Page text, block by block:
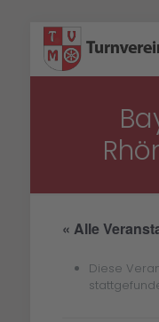
« Alle
Diese